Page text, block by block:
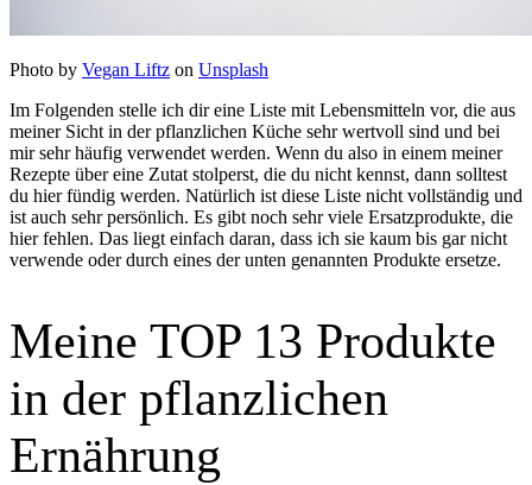
Photo by Vegan Liftz on Unsplash
Im Folgenden stelle ich dir eine Liste mit Lebensmitteln vor, die aus
meiner Sicht in der pflanzlichen Küche sehr wertvoll sind und bei
mir sehr häufig verwendet werden. Wenn du also in einem meiner
Rezepte über eine Zutat stolperst, die du nicht kennst, dann solltest
du hier fündig werden. Natürlich ist diese Liste nicht vollständig und
ist auch sehr persönlich. Es gibt noch sehr viele Ersatzprodukte, die
hier fehlen. Das liegt einfach daran, dass ich sie kaum bis gar nicht
verwende oder durch eines der unten genannten Produkte ersetze.
Meine TOP 13 Produkte
in der pflanzlichen
Ernährung